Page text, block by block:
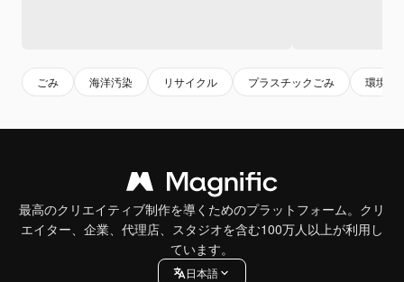
ごみ 海洋汚染 リサイクル プラスチックごみ 環境問
最高のクリエイティブ制作を導くためのプラットフォーム。クリ
エイター、企業、代理店、スタジオを含む100万人以上が利用し
ています。
日本語